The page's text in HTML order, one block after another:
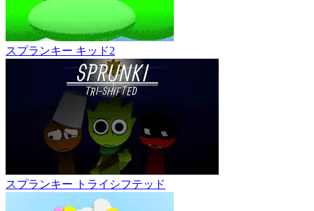
スプランキー キッド2
スプランキー トライシフテッド